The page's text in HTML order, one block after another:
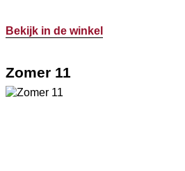
Bekijk in de winkel
Zomer 11